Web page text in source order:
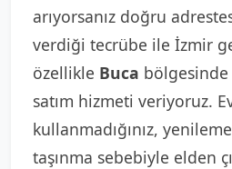
arıyorsanız doğru
verdiği tecrübe ile İzmir
özellikle Buca bölgesinde
satım hizmeti veriyoruz.
kullanmadığınız,
taşınma sebebiyle elden